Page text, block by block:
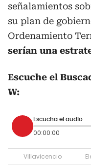
señalamientos
su plan de
Ordenamiento
serían una
Escuche el
W:
Escucha el audio
00:00:00
Villavicencio